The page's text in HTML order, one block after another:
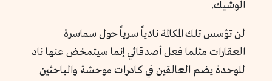
الوشيك.
لن تؤسس تلك المكالمة نادياً سرياً حول سماسرة
العقارات مثلما فعل أصدقائي إنما سيتمخض عنها ناد
للوحدة يضم العالقين في كادرات موحشة والباحثين